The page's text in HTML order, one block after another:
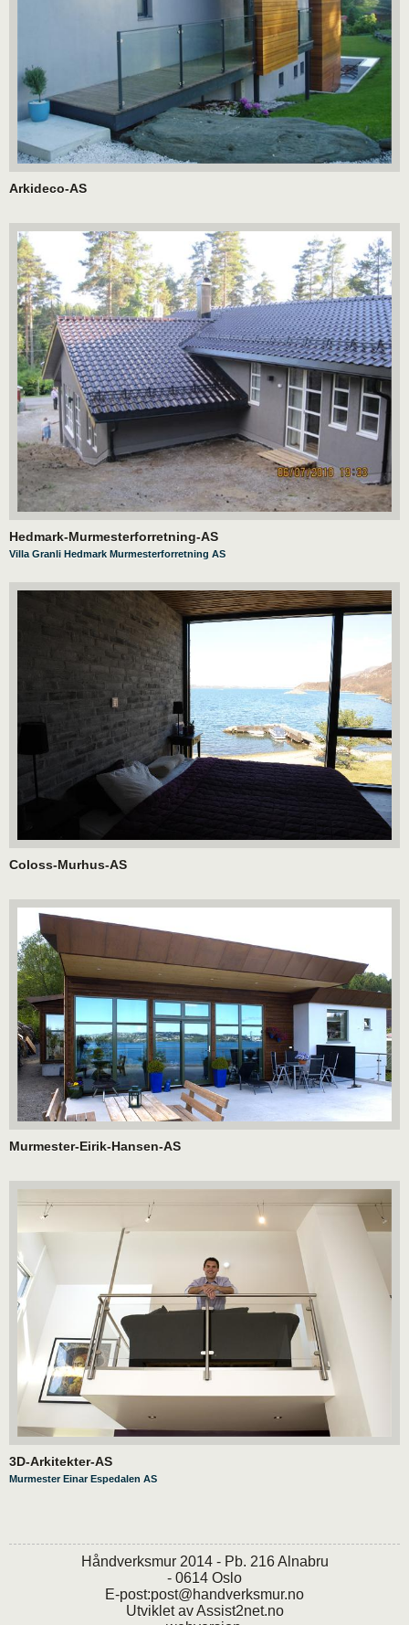
Arkideco-AS
Hedmark-Murmesterforretning-AS
Villa Granli Hedmark Murmesterforretning AS
Coloss-Murhus-AS
Murmester-Eirik-Hansen-AS
3D-Arkitekter-AS
Murmester Einar Espedalen AS
Håndverksmur 2014 - Pb. 216 Alnabru
- 0614 Oslo
E-post:post@handverksmur.no
Utviklet avAssist2net.no